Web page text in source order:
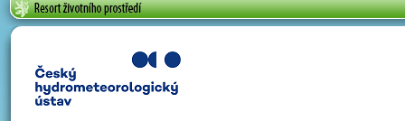
ČESKÝ HYDROMETEOROLOGICKÝ ÚSTAV